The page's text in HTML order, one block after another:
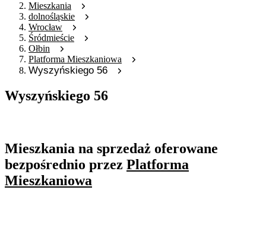
Mieszkania
dolnośląskie
Wrocław
Śródmieście
Ołbin
Platforma Mieszkaniowa
Wyszyńskiego 56
Wyszyńskiego 56
Mieszkania na sprzedaż oferowane
bezpośrednio przez Platforma
Mieszkaniowa